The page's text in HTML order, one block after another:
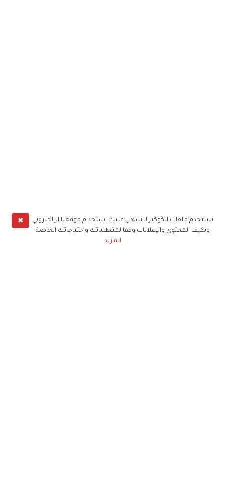
✖
نستخدم ملفات الكوكيز لنسهل عليك استخدام موقعنا الإلكتروني
ونكيف المحتوى والإعلانات وفقا لمتطلباتك واحتياجاتك الخاصة
المزيد